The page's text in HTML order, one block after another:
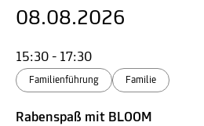
08.08.2026
15:30 - 17:30
Familienführung Familie
Rabenspaß mit BLOOM